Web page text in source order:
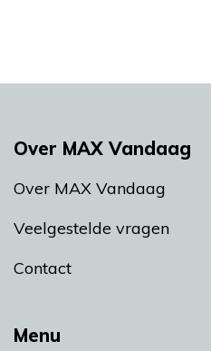
Menu
Over MAX Vandaag
Over MAX Vandaag
Veelgestelde vragen
Contact